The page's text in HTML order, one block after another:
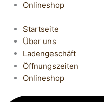
Onlineshop
Startseite
Über uns
Ladengeschäft
Öffnungszeiten
Onlineshop